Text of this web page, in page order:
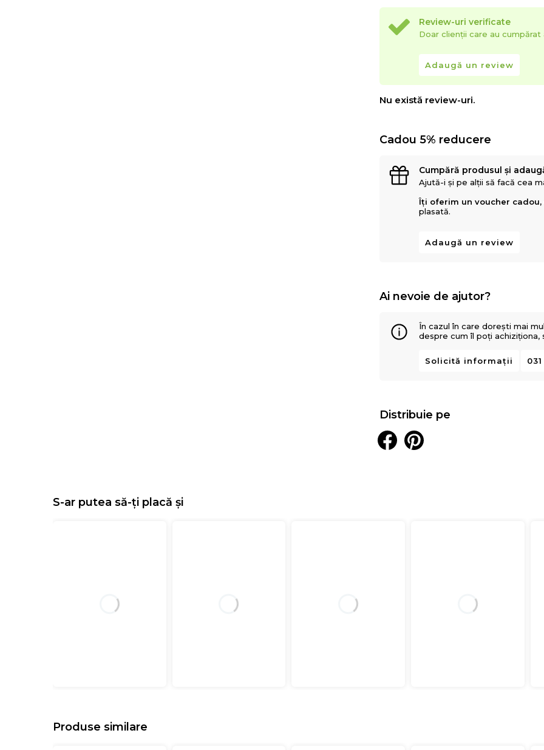
Review-uri verificate
Doar clienții care au
Adaugă un review
Nu există review-uri.
Cadou 5% reducere
Cumpără produsul și
Ajută-i și pe alții să facă cea
Îți oferim un voucher cadou,
plasată.
Adaugă un review
Ai nevoie de ajutor?
În cazul în care dorești mai
despre cum îl poți achiziționa,
Solicită informații
Distribuie pe
S-ar putea să-ți placă și
Produse similare